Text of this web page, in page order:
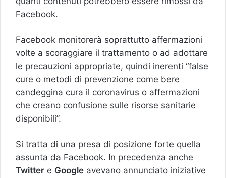
Facebook.
Facebook monitorerà soprattutto affermazioni
volte a scoraggiare il trattamento o ad adottare
le precauzioni appropriate, quindi inerenti “false
cure o metodi di prevenzione come bere
candeggina cura il coronavirus o affermazioni
che creano confusione sulle risorse sanitarie
disponibili”.
Si tratta di una presa di posizione forte quella
assunta da Facebook. In precedenza anche
Twitter e Google avevano annunciato iniziative